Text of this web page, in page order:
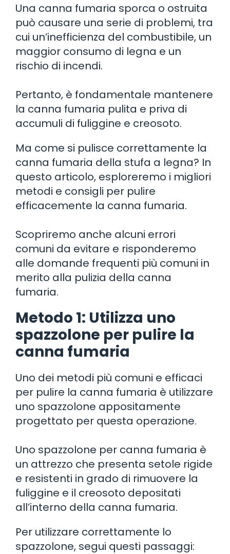
Una canna fumaria sporca o ostruita
può causare una serie di problemi, tra
cui un’inefficienza del combustibile, un
maggior consumo di legna e un
rischio di incendi.
Pertanto, è fondamentale mantenere
la canna fumaria pulita e priva di
accumuli di fuliggine e creosoto.
Ma come si pulisce correttamente la
canna fumaria della stufa a legna? In
questo articolo, esploreremo i migliori
metodi e consigli per pulire
efficacemente la canna fumaria.
Scopriremo anche alcuni errori
comuni da evitare e risponderemo
alle domande frequenti più comuni in
merito alla pulizia della canna
fumaria.
Metodo 1: Utilizza uno
spazzolone per pulire la
canna fumaria
Uno dei metodi più comuni e efficaci
per pulire la canna fumaria è utilizzare
uno spazzolone appositamente
progettato per questa operazione.
Uno spazzolone per canna fumaria è
un attrezzo che presenta setole rigide
e resistenti in grado di rimuovere la
fuliggine e il creosoto depositati
all’interno della canna fumaria.
Per utilizzare correttamente lo
spazzolone, segui questi passaggi: